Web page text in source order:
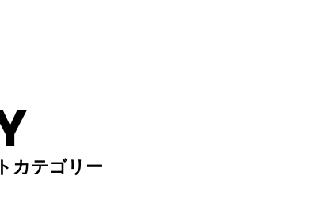
カテゴリー